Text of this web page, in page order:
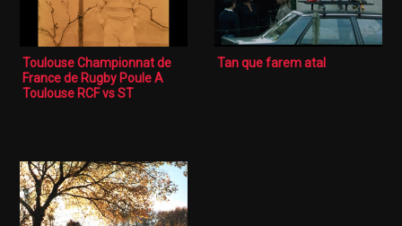
Toulouse Championnat de
France de Rugby Poule A
Toulouse RCF vs ST
Tan que farem atal